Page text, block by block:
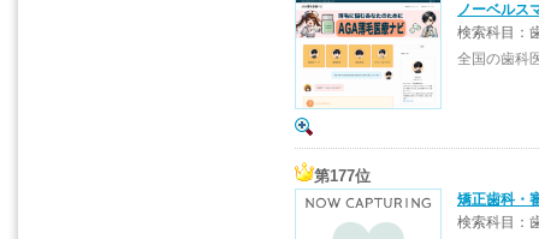
ノーベルス
検索科目：
全国の歯科
第177位
矯正歯科・
検索科目：